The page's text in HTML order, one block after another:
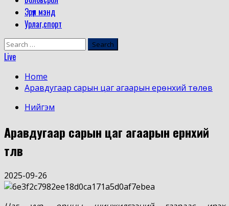
Эрүүл мэнд
Урлаг,спорт
Search
for:
Live
Home
Аравдугаар сарын цаг агаарын ерөнхий төлөв
Нийгэм
Аравдугаар сарын цаг агаарын ерөнхий
төлөв
2025-09-26